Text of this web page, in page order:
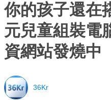
你的孩子還在
元兒童組裝電
資網站發燒中
36Kr